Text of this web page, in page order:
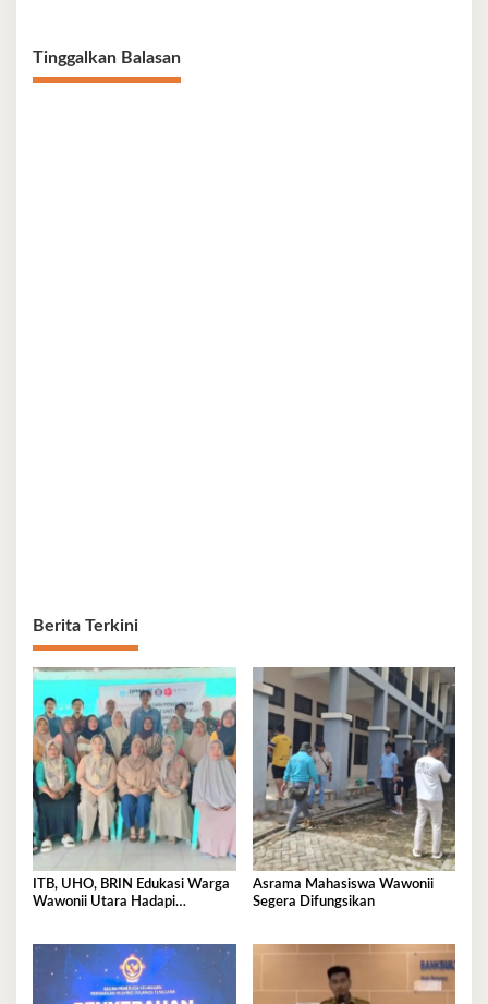
Tinggalkan Balasan
Berita Terkini
ITB, UHO, BRIN Edukasi Warga
Wawonii Utara Hadapi
Asrama Mahasiswa Wawonii
Segera Difungsikan